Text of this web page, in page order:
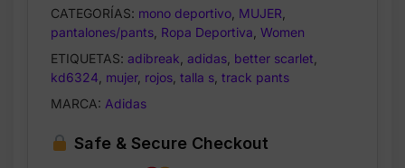
Mujer
Talla
S
cantidad
CATEGORÍAS: mono deportivo MUJER
pantalones/pants Ropa Deportiva Women
ETIQUETAS: adibreak adidas better scarlet
kd6324 mujer, rojos talla s track pants
MARCA: Adidas
Safe & Secure Checkout